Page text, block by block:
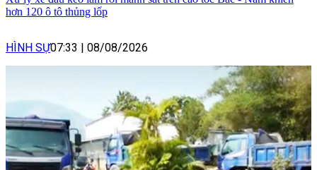
hơn 120 ô tô thủng lốp
HÌNH SỰ07:33 08/08/2026